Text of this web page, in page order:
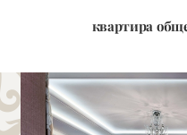
квартира